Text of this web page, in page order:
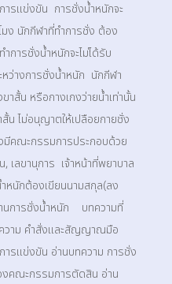
ารแข่งขัน การชั่งน้ำหนักจะ
มง นักกีฬาที่ทำการชั่ง ต้อง
การชั่งน้ำหนักจะไม่ได้รับ
หว่างการชั่งน้ำหนัก นักกีฬา
สั้น หรือกางเกงว่ายน้ำเท่านั้น
น ไม่อนุญาตให้เปลือยกายชั่ง
คณะกรรมการประกอบด้วย
ลขานุการ เจ้าหน้าที่พยาบาล
นักต้องเขียนนามสกุล(ลง
นการชั่งน้ำหนัก บทความที่
วาม คำสั่งและสัญญาณมือ
ารแข่งขัน อ่านบทความ การชั่ง
งคณะกรรมการตัดสิน อ่าน